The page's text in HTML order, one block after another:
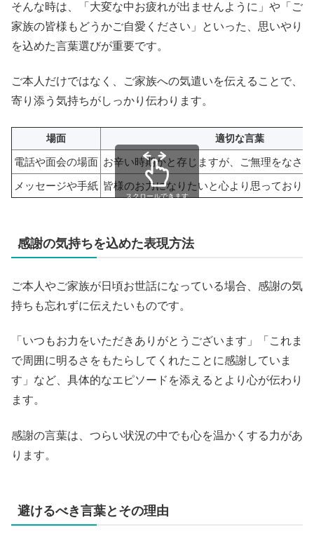
そんな時は、「大変な中お疲れが出ませんように」や「ご
家族の皆様もどうかご自愛ください」といった、思いやり
を込めた言葉選びが重要です。
ご本人だけではなく、ご家族への気遣いを伝えることで、
寄り添う気持ちがしっかり伝わります。
場面 適切な言葉
電話や面会の場面 お辛い時期かと存じますが、ご無理をなさ
メッセージや手紙 皆様のお力になりたいと心より思っており
スクロールできます
感謝の気持ちを込めた表現方法
ご本人やご家族が日頃お世話になっている場合、感謝の気
持ちも忘れずに伝えたいものです。
「いつもお力をいただきありがとうございます」「これま
で周囲に明るさをもたらしてくれたことに感謝していま
す」など、具体的なエピソードを添えるとより心が伝わり
ます。
感謝の言葉は、つらい状況の中でも心を温かくする力があ
ります。
避けるべき言葉とその理由